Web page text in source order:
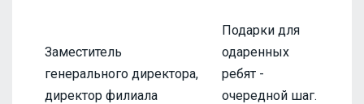
Заместитель
генерального директора,
директор филиала
Подарки для
одаренных
ребят -
очередной шаг.